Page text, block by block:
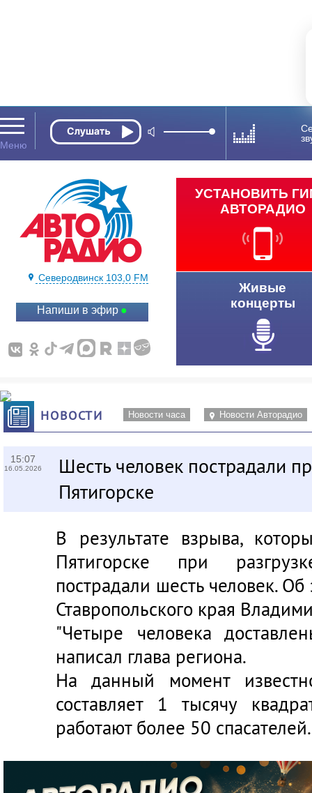
Северодвинск 103,0 FM
Напиши в эфир
УСТАНОВИТЬ
АВТОРАДИО
Живые
концерты
НОВОСТИ Новости часа Новости Авторадио
15:07
16.05.2026
Шесть человек пострадали
Пятигорске
В результате взрыва,
Пятигорске при
пострадали шесть человек.
Ставропольского края
"Четыре человека
написал глава региона.
На данный момент
составляет 1 тысячу
работают более 50 спасателей.